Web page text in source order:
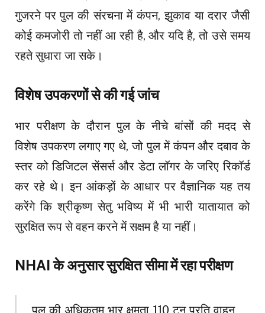
गुजरने पर पुल की संरचना में कंपन, झुकाव या दरार जैसी
कोई कमजोरी तो नहीं आ रही है, और यदि है, तो उसे समय
रहते सुधारा जा सके।
विशेष उपकरणों से की गई जांच
भार परीक्षण के दौरान पुल के नीचे बांसों की मदद से
विशेष उपकरण लगाए गए थे, जो पुल में कंपन और दबाव के
स्तर को डिजिटल सेंसर्स और डेटा लॉगर के जरिए रिकॉर्ड
कर रहे थे। इन आंकड़ों के आधार पर वैज्ञानिक यह तय
करेंगे कि श्रीकृष्ण सेतु भविष्य में भी भारी यातायात को
सुरक्षित रूप से वहन करने में सक्षम है या नहीं।
NHAI के अनुसार सुरक्षित सीमा में रहा परीक्षण